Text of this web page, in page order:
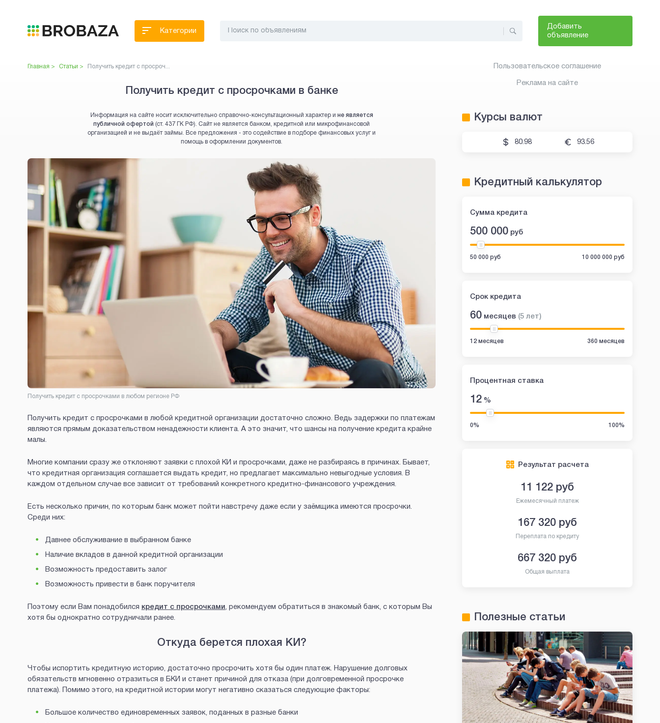
Добавить
объявление
Категории
Главная > Статьи > Получить кредит с просроч...
Получить кредит с просрочками в банке
Информация на сайте носит исключительно справочно-консультационный характер и не является
публичной офертой (ст. 437 ГК РФ). Сайт не является банком, кредитной или микрофинансовой
организацией и не выдаёт займы. Все предложения - это содействие в подборе финансовых услуг и
помощь в оформлении документов.
Получить кредит с просрочками в любом регионе РФ
Получить кредит с просрочками в любой кредитной организации достаточно сложно. Ведь задержки по платежам
являются прямым доказательством ненадежности клиента. А это значит, что шансы на получение кредита крайне
малы.
Многие компании сразу же отклоняют заявки с плохой КИ и просрочками, даже не разбираясь в причинах. Бывает,
что кредитная организация соглашается выдать кредит, но предлагает максимально невыгодные условия. В
каждом отдельном случае все зависит от требований конкретного кредитно-финансового учреждения.
Есть несколько причин, по которым банк может пойти навстречу даже если у заёмщика имеются просрочки.
Среди них:
Давнее обслуживание в выбранном банке
Наличие вкладов в данной кредитной организации
Возможность предоставить залог
Возможность привести в банк поручителя
Поэтому если Вам понадобился кредит с просрочками, рекомендуем обратиться в знакомый банк, с которым Вы
хотя бы однократно сотрудничали ранее.
Откуда берется плохая КИ?
Чтобы испортить кредитную историю, достаточно просрочить хотя бы один платеж. Нарушение долговых
обязательств мгновенно отразиться в БКИ и станет причиной для отказа (при долговременной просрочке
платежа). Помимо этого, на кредитной истории могут негативно сказаться следующие факторы:
Большое количество единовременных заявок, поданных в разные банки
Пользовательское соглашение
Реклама на сайте
Курсы валют
80.98 93.56
Кредитный калькулятор
Сумма кредита
500 000 руб
50 000 руб 10 000 000 руб
Срок кредита
60 месяцев (5 лет)
12 месяцев 360 месяцев
Процентная ставка
12 %
0% 100%
Результат расчета
11 122 руб
Ежемесячный платеж
167 320 руб
Переплата по кредиту
667 320 руб
Общая выплата
Полезные статьи